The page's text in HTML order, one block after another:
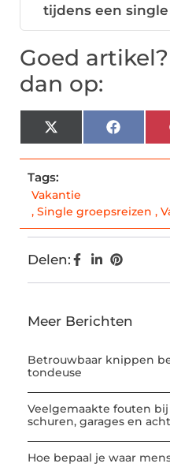
tijdens een
Goed
dan op:
X
(Twitter)
Tags:
Vakantie
, Single groepsreizen ,
Delen:
Meer Berichten
Betrouwbaar knippen
tondeuse
Veelgemaakte fouten
schuren, garages en
Hoe bepaal je waar